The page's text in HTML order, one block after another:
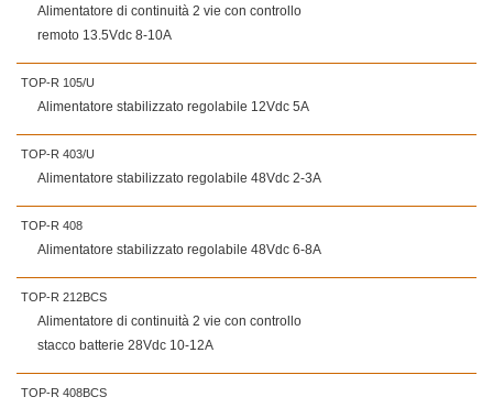
Alimentatore di continuità 2 vie con controllo
remoto 13.5Vdc 8-10A
TOP-R 105/U
Alimentatore stabilizzato regolabile 12Vdc 5A
TOP-R 403/U
Alimentatore stabilizzato regolabile 48Vdc 2-3A
TOP-R 408
Alimentatore stabilizzato regolabile 48Vdc 6-8A
TOP-R 212BCS
Alimentatore di continuità 2 vie con controllo
stacco batterie 28Vdc 10-12A
TOP-R 408BCS